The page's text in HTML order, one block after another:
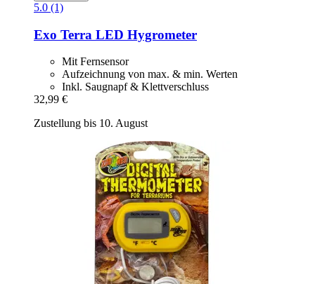
5.0 (1)
Exo Terra LED Hygrometer
Mit Fernsensor
Aufzeichnung von max. & min. Werten
Inkl. Saugnapf & Klettverschluss
32,99 €
Zustellung bis 10. August